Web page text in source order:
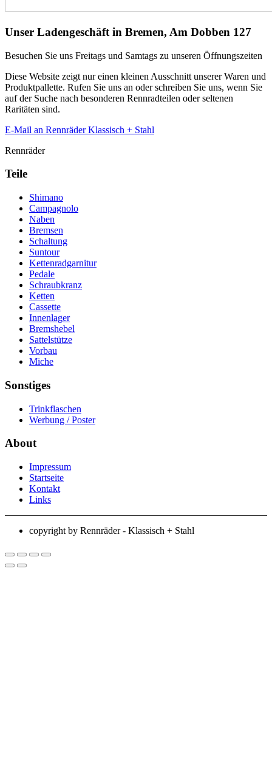
Unser Ladengeschäft in Bremen, Am Dobben 127
Besuchen Sie uns Freitags und Samtags zu unseren Öffnungszeiten
Diese Website zeigt nur einen kleinen Ausschnitt unserer Waren und
Produktpallette. Rufen Sie uns an oder schreiben Sie uns, wenn Sie
auf der Suche nach besonderen Rennradteilen oder seltenen
Raritäten sind.
E-Mail an Rennräder Klassisch + Stahl
Rennräder
Teile
Shimano
Campagnolo
Naben
Bremsen
Schaltung
Suntour
Kettenradgarnitur
Pedale
Schraubkranz
Ketten
Cassette
Innenlager
Bremshebel
Sattelstütze
Vorbau
Miche
Sonstiges
Trinkflaschen
Werbung / Poster
About
Impressum
Startseite
Kontakt
Links
copyright by Rennräder - Klassisch + Stahl